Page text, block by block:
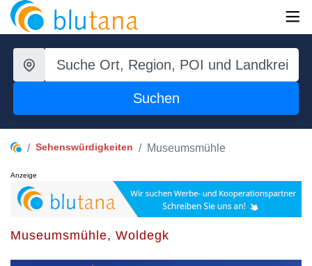
Suchen
Sehenswürdigkeiten Museumsmühle
Anzeige
Museumsmühle, Woldegk